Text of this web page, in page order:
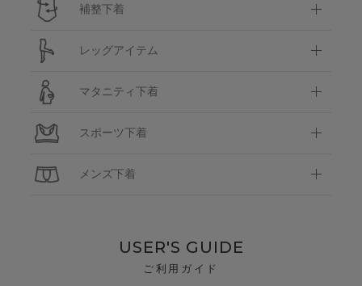
補整下着
レッグアイテム
マタニティ下着
スポーツ下着
メンズ下着
USER'S GUIDE
ご利用ガイド